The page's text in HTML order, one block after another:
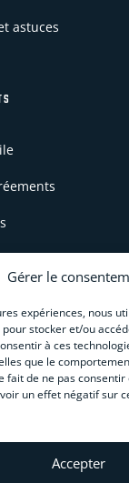
Gérer le
expériences, nous
stocker et/ou
à ces
que le
fait de ne pas
un effet négatif sur
Accepter
astuces